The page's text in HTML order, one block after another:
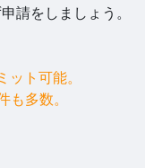
請をしましょう。
ット可能。
も多数。